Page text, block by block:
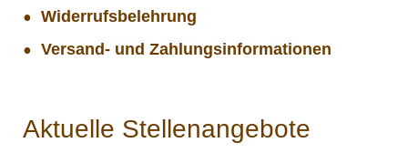
Widerrufsbelehrung
Versand- und Zahlungsinformationen
Aktuelle Stellenangebote